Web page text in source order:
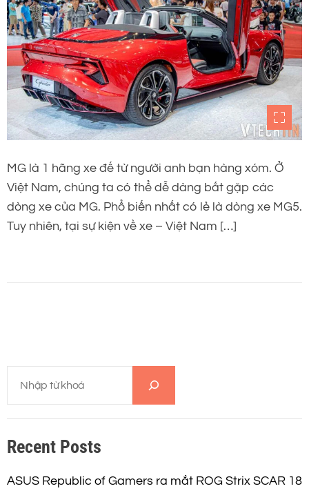
MG là 1 hãng xe đế từ người anh bạn hàng xóm. Ở
Việt Nam, chúng ta có thể dễ dàng bắt gặp các
dòng xe của MG. Phổ biến nhất có lẻ là dòng xe MG5.
Tuy nhiên, tại sự kiện về xe – Việt Nam […]
m
i
m
Recent Posts
ASUS Republic of Gamers ra mắt ROG Strix SCAR 18